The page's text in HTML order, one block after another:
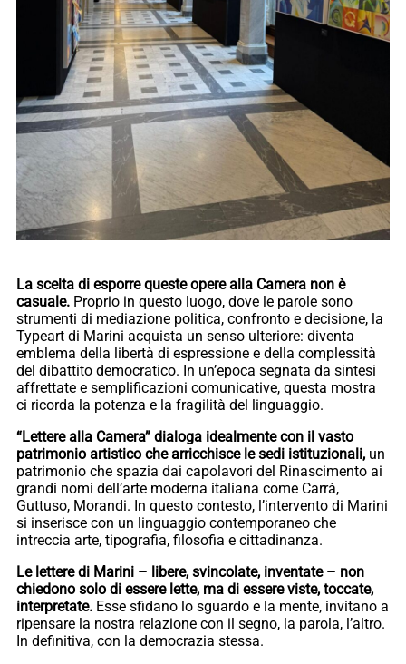
La scelta di esporre queste opere alla Camera non è
casuale. Proprio in questo luogo, dove le parole sono
strumenti di mediazione politica, confronto e decisione, la
Typeart di Marini acquista un senso ulteriore: diventa
emblema della libertà di espressione e della complessità
del dibattito democratico. In un’epoca segnata da sintesi
affrettate e semplificazioni comunicative, questa mostra
ci ricorda la potenza e la fragilità del linguaggio.
“Lettere alla Camera” dialoga idealmente con il vasto
patrimonio artistico che arricchisce le sedi istituzionali, un
patrimonio che spazia dai capolavori del Rinascimento ai
grandi nomi dell’arte moderna italiana come Carrà,
Guttuso, Morandi. In questo contesto, l’intervento di Marini
si inserisce con un linguaggio contemporaneo che
intreccia arte, tipografia, filosofia e cittadinanza.
Le lettere di Marini – libere, svincolate, inventate – non
chiedono solo di essere lette, ma di essere viste, toccate,
interpretate. Esse sfidano lo sguardo e la mente, invitano a
ripensare la nostra relazione con il segno, la parola, l’altro.
In definitiva, con la democrazia stessa.